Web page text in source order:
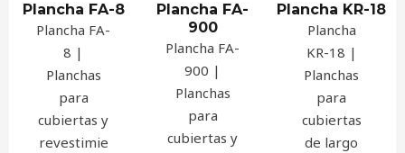
Plancha FA-8
Plancha FA-
8 |
Planchas
para
cubiertas y
revestimie
Plancha FA-
900
Plancha FA-
900 |
Planchas
para
cubiertas y
Plancha KR-18
Plancha
KR-18 |
Planchas
para
cubiertas
de largo